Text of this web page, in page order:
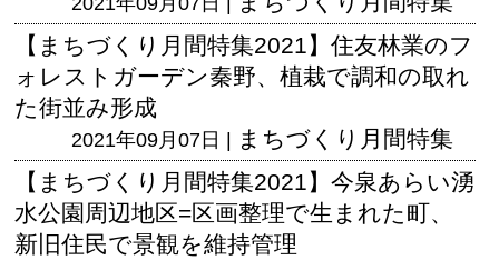
【まちづくり月間特集2021】住友林業のフ
ォレストガーデン秦野、植栽で調和の取れ
た街並み形成
2021年09月07日 | まちづくり月間特集
【まちづくり月間特集2021】今泉あらい湧
水公園周辺地区=区画整理で生まれた町、
新旧住民で景観を維持管理